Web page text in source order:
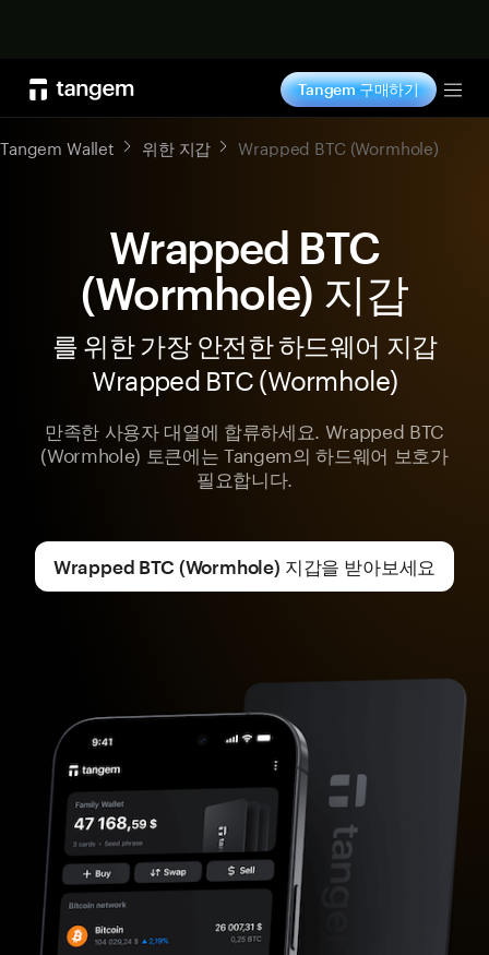
Tangem 구매하기
Tangem Wallet 위한 지갑 Wrapped BTC (Wormhole)
Wrapped BTC
(Wormhole) 지갑
를 위한 가장 안전한 하드웨어 지갑
Wrapped BTC (Wormhole)
만족한 사용자 대열에 합류하세요. Wrapped BTC
(Wormhole) 토큰에는 Tangem의 하드웨어 보호가
필요합니다.
Wrapped BTC (Wormhole) 지갑을 받아보세요